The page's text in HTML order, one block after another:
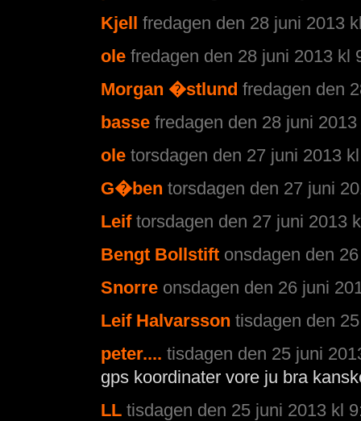
Kjell fredagen den 28 juni 2013
ole fredagen den 28 juni 2013 kl
Morgan �stlund fredagen den
basse fredagen den 28 juni
ole torsdagen den 27 juni 2013
G�ben torsdagen den 27 juni
Leif torsdagen den 27 juni 2013
Bengt Bollstift onsdagen den
Snorre onsdagen den 26 juni
Leif Halvarsson tisdagen den
peter.... tisdagen den 25 juni
gps koordinater vore ju bra
LL tisdagen den 25 juni 2013 kl